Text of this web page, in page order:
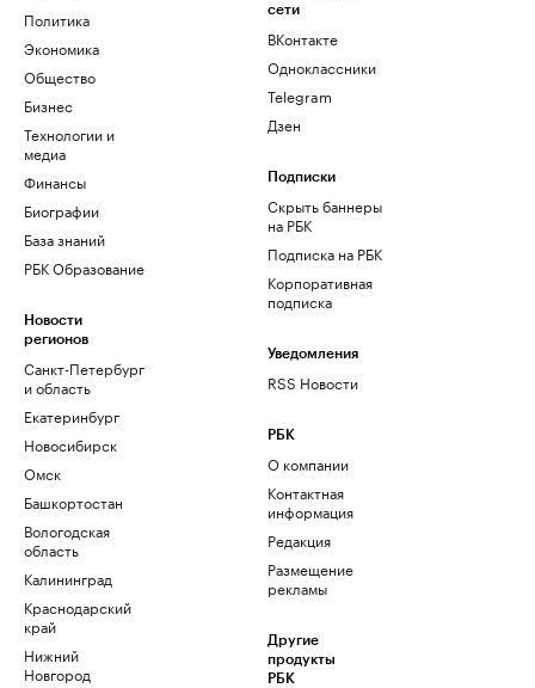
Политика
Экономика
Общество
Бизнес
Технологии и
медиа
Финансы
Биографии
База знаний
РБК Образование
Новости
регионов
Санкт-Петербург
и область
Екатеринбург
Новосибирск
Омск
Башкортостан
Вологодская
область
Калининград
Краснодарский
край
Нижний
Новгород
сети
ВКонтакте
Одноклассники
Telegram
Дзен
Подписки
Скрыть баннеры
на РБК
Подписка на РБК
Корпоративная
подписка
Уведомления
RSS Новости
РБК
О компании
Контактная
информация
Редакция
Размещение
рекламы
Другие
продукты
РБК